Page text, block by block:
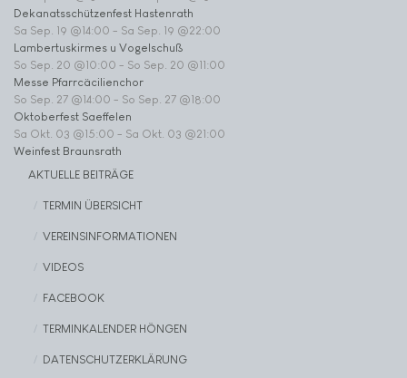
Dekanatsschützenfest Hastenrath
Sa Sep. 19 @14:00 - Sa Sep. 19 @22:00
Lambertuskirmes u Vogelschuß
So Sep. 20 @10:00 - So Sep. 20 @11:00
Messe Pfarrcäcilienchor
So Sep. 27 @14:00 - So Sep. 27 @18:00
Oktoberfest Saeffelen
Sa Okt. 03 @15:00 - Sa Okt. 03 @21:00
Weinfest Braunsrath
AKTUELLE BEITRÄGE
TERMIN ÜBERSICHT
VEREINSINFORMATIONEN
VIDEOS
FACEBOOK
TERMINKALENDER HÖNGEN
DATENSCHUTZERKLÄRUNG